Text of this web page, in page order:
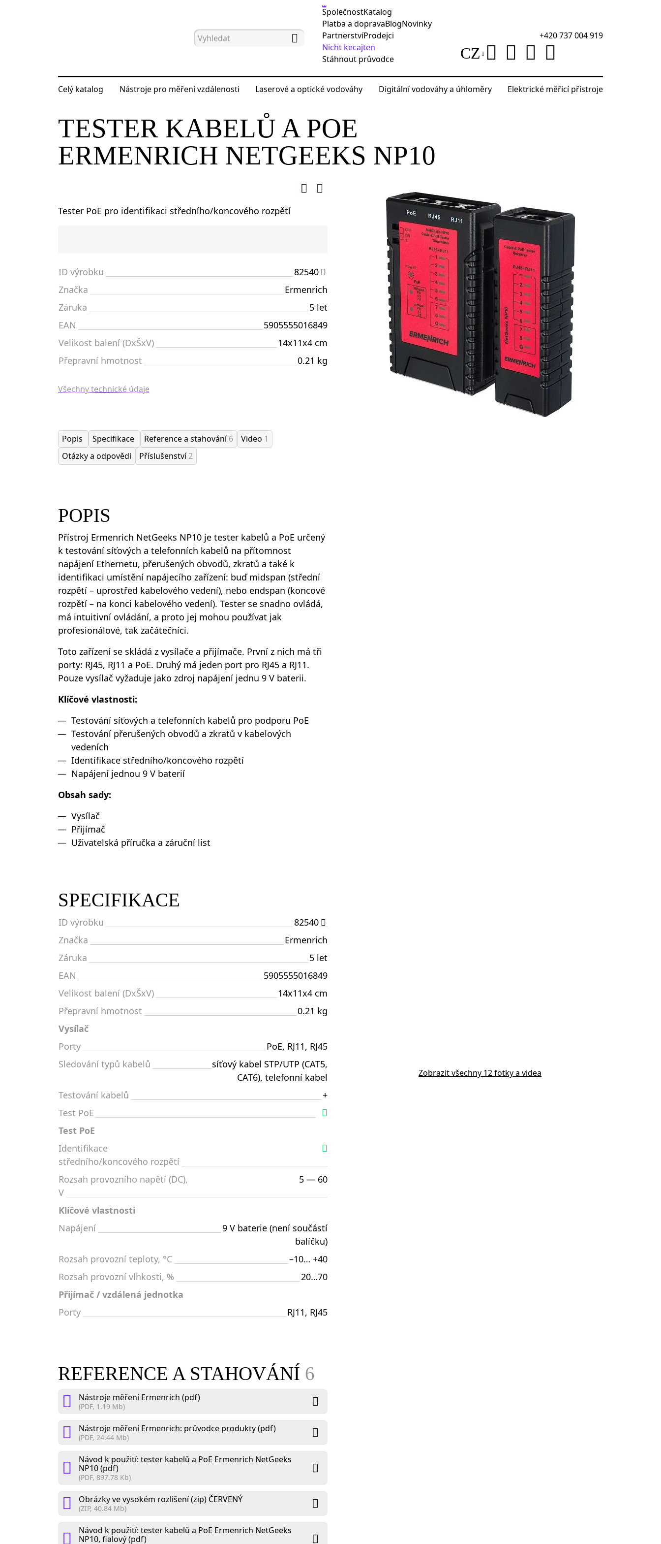
SpolečnostKatalog
Platba a dopravaBlogNovinky
PartnerstvíProdejci
Nicht kecajten
Stáhnout průvodce
+420 737 004 919
CZ
Celý katalog Nástroje pro měření vzdálenosti Laserové a optické vodováhy Digitální vodováhy a úhloměry Elektrické měřicí přístroje
Hlavní strana Katalog Nástroje pro testování sítě Testery kabelů Tester kabelů a PoE Ermenrich NetGeeks NP10
TESTER KABELŮ A POE
ERMENRICH NETGEEKS NP10
Zobrazit všechny 12 fotky a videa
Tester PoE pro identifikaci středního/koncového rozpětí
ID výrobku
82540
Značka
Ermenrich
Záruka
5 let
EAN
5905555016849
Velikost balení (DxŠxV)
14x11x4 cm
Přepravní hmotnost
0.21 kg
Všechny technické údaje
Popis Specifikace Reference a stahování6 Video 1
Otázky a odpovědi
Příslušenství2
POPIS
Přístroj Ermenrich NetGeeks NP10 je tester kabelů a PoE určený
k testování síťových a telefonních kabelů na přítomnost
napájení Ethernetu, přerušených obvodů, zkratů a také k
identifikaci umístění napájecího zařízení: buď midspan (střední
rozpětí – uprostřed kabelového vedení), nebo endspan (koncové
rozpětí – na konci kabelového vedení). Tester se snadno ovládá,
má intuitivní ovládání, a proto jej mohou používat jak
profesionálové, tak začátečníci.
Toto zařízení se skládá z vysílače a přijímače. První z nich má tři
porty: RJ45, RJ11 a PoE. Druhý má jeden port pro RJ45 a RJ11.
Pouze vysílač vyžaduje jako zdroj napájení jednu 9 V baterii.
Klíčové vlastnosti:
Testování síťových a telefonních kabelů pro podporu PoE
Testování přerušených obvodů a zkratů v kabelových
vedeních
Identifikace středního/koncového rozpětí
Napájení jednou 9 V baterií
Obsah sady:
Vysílač
Přijímač
Uživatelská příručka a záruční list
SPECIFIKACE
ID výrobku
82540
Značka
Ermenrich
Záruka
5 let
EAN
5905555016849
Velikost balení (DxŠxV)
14x11x4 cm
Přepravní hmotnost
0.21 kg
Vysílač
Porty
PoE, RJ11, RJ45
Sledování typů kabelů
síťový kabel STP/UTP (CAT5,
CAT6), telefonní kabel
Testování kabelů
+
Test PoE
Test PoE
Identifikace
středního/koncového rozpětí
Rozsah provozního napětí (DC),
V
5 — 60
Klíčové vlastnosti
Napájení
9 V baterie (není součástí
balíčku)
Rozsah provozní teploty, °C
–10… +40
Rozsah provozní vlhkosti, %
20…70
Přijímač / vzdálená jednotka
Porty
RJ11, RJ45
REFERENCE A STAHOVÁNÍ 6
Nástroje měření Ermenrich (pdf)
(PDF, 1.19 Mb)
Nástroje měření Ermenrich: průvodce produkty (pdf)
(PDF, 24.44 Mb)
Návod k použití: tester kabelů a PoE Ermenrich NetGeeks
NP10 (pdf)
(PDF, 897.78 Kb)
Obrázky ve vysokém rozlišení (zip) ČERVENÝ
(ZIP, 40.84 Mb)
Návod k použití: tester kabelů a PoE Ermenrich NetGeeks
NP10, fialový (pdf)